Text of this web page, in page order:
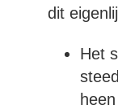
dit
Het